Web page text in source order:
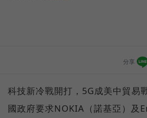
分享
科技新冷戰開打，5G成美中貿易
國政府要求NOKIA（諾基亞）及